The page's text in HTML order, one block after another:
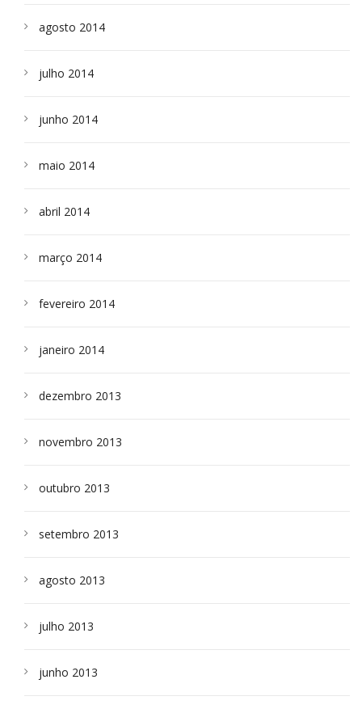
agosto 2014
julho 2014
junho 2014
maio 2014
abril 2014
março 2014
fevereiro 2014
janeiro 2014
dezembro 2013
novembro 2013
outubro 2013
setembro 2013
agosto 2013
julho 2013
junho 2013